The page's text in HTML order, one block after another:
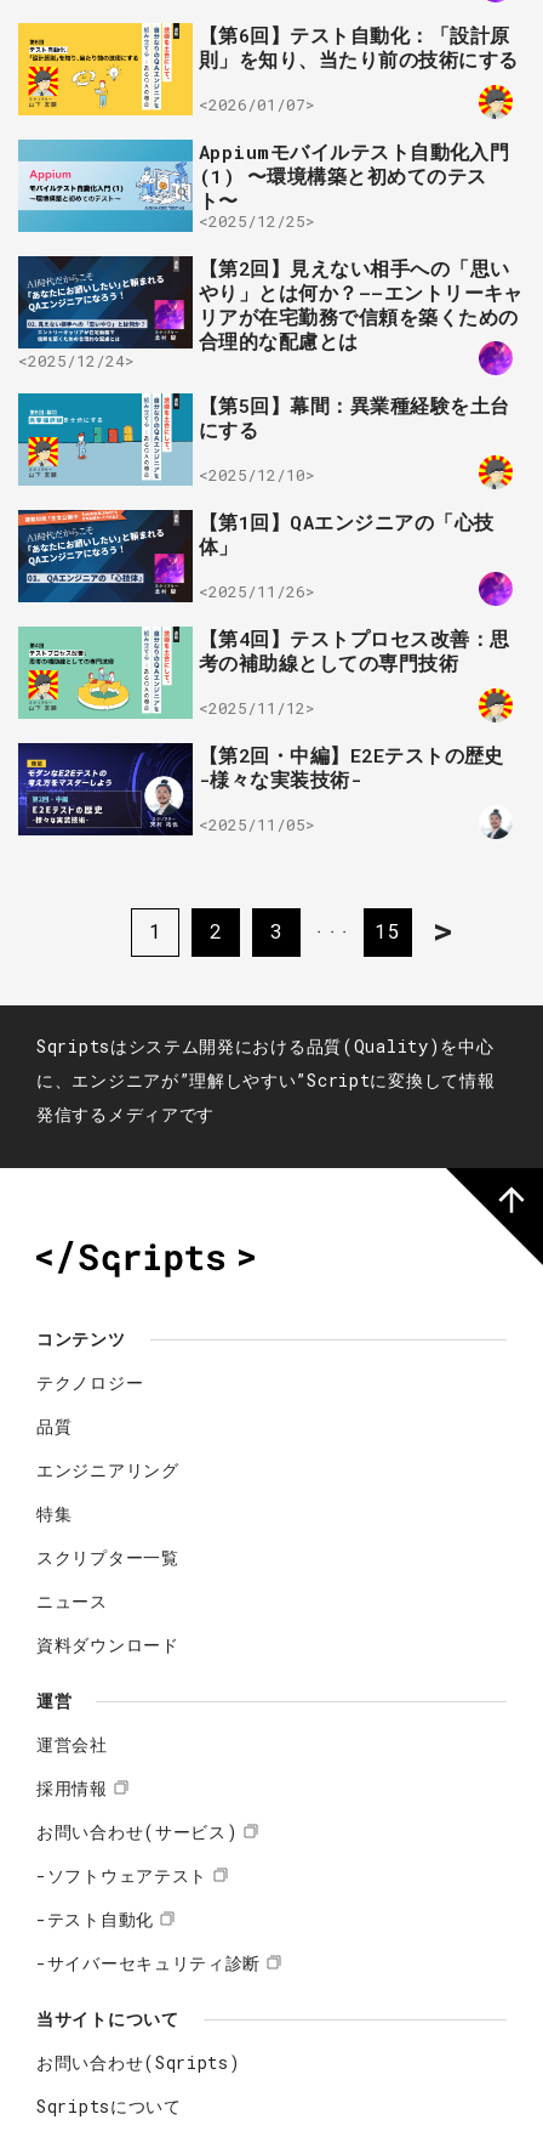
【第6回】テスト自動化：「設計原
則」を知り、当たり前の技術にする
<2026/01/07>
Appiumモバイルテスト自動化入門
(1) 〜環境構築と初めてのテス
ト〜
<2025/12/25>
【第2回】見えない相手への「思い
やり」とは何か？——エントリーキャ
リアが在宅勤務で信頼を築くための
合理的な配慮とは
<2025/12/24>
【第5回】幕間：異業種経験を土台
にする
<2025/12/10>
【第1回】QAエンジニアの「心技
体」
<2025/11/26>
【第4回】テストプロセス改善：思
考の補助線としての専門技術
<2025/11/12>
【第2回・中編】E2Eテストの歴史
-様々な実装技術-
<2025/11/05>
1 2 3 ・・・ >
15
Sqriptsはシステム開発における品質(Quality)を中心
に、エンジニアが”理解しやすい”Scriptに変換して情報
発信するメディアです
コンテンツ
テクノロジー
品質
エンジニアリング
特集
スクリプター一覧
ニュース
資料ダウンロード
運営
運営会社
採用情報
お問い合わせ(サービス)
-ソフトウェアテスト
-テスト自動化
-サイバーセキュリティ診断
当サイトについて
お問い合わせ(Sqripts)
Sqriptsについて